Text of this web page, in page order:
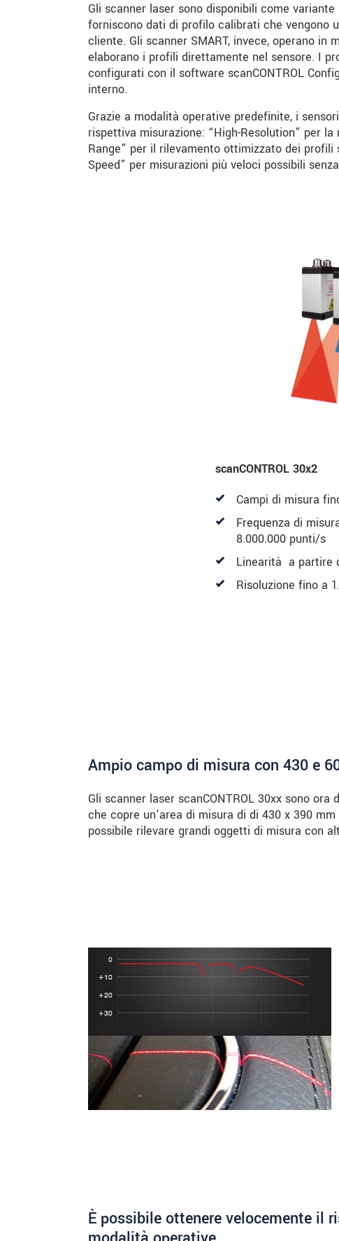
Gli scanner laser sono disponibili come variante
forniscono dati di profilo calibrati che
cliente. Gli scanner SMART, invece, operano in
elaborano i profili direttamente nel sensore. I
configurati con il software scanCONTROL
interno.
Grazie a modalità operative predefinite, i
rispettiva misurazione: “High-Resolution” per
Range” per il rilevamento ottimizzato dei
Speed” per misurazioni più veloci possibili
scanCONTROL 30x2
Campi di misura
Frequenza di
8.000.000 punti/s
Linearità a partire
Risoluzione fino a
Ampio campo di misura con 430 e
Gli scanner laser scanCONTROL 30xx sono
che copre un'area di misura di di 430 x 390
possibile rilevare grandi oggetti di misura con
È possibile ottenere velocemente il